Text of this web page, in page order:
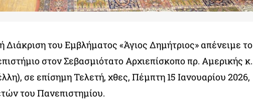
Διάκριση του Εμβλήματος «Άγιος Δημήτριος» απένειμε το
στον Σεβασμιότατο Αρχιεπίσκοπο πρ. Αμερικής κ.
σε επίσημη Τελετή, χθες, Πέμπτη 15 Ιανουαρίου 2026,
του Πανεπιστημίου.